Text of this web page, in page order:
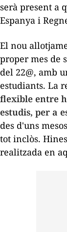
serà present a
Espanya i
El nou
proper mes de
del 22@, amb
estudiants. La
flexible entre
estudis, per a
des d'uns
tot inclòs.
realitzada en